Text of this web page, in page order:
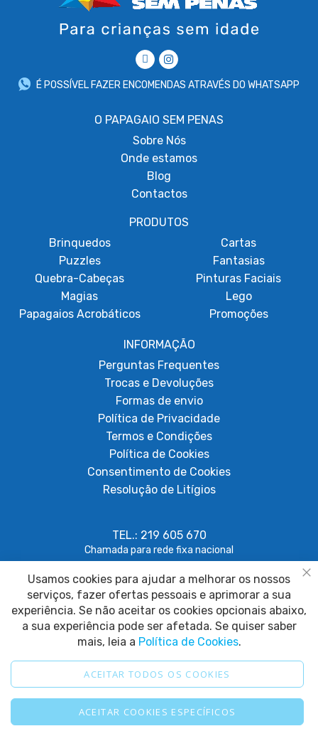
É POSSÍVEL FAZER ENCOMENDAS ATRAVÉS DO WHATSAPP
O PAPAGAIO SEM PENAS
Sobre Nós
Onde estamos
Blog
Contactos
PRODUTOS
Brinquedos
Puzzles
Quebra-Cabeças
Magias
Papagaios Acrobáticos
Cartas
Fantasias
Pinturas Faciais
Lego
Promoções
INFORMAÇÃO
Perguntas Frequentes
Trocas e Devoluções
Formas de envio
Política de Privacidade
Termos e Condições
Política de Cookies
Consentimento de Cookies
Resolução de Litígios
TEL.: 219 605 670
Chamada para rede fixa nacional
geral@papagaiosempenas.com
2025 © Papagaio sem Penas. Todos os direitos reservados.
Usamos cookies para ajudar a melhorar os nossos
serviços, fazer ofertas pessoais e aprimorar a sua
experiência. Se não aceitar os cookies opcionais abaixo,
a sua experiência pode ser afetada. Se quiser saber
mais, leia a Política de Cookies.
ACEITAR TODOS OS COOKIES
ACEITAR COOKIES ESPECÍFICOS